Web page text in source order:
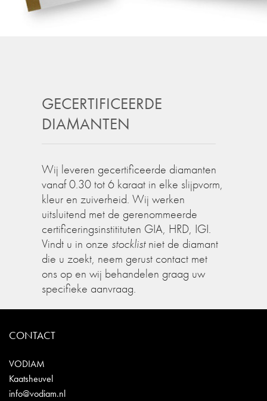
GECERTIFICEERDE
DIAMANTEN
Wij leveren gecertificeerde diamanten
vanaf 0.30 tot 6 karaat in elke slijpvorm,
kleur en zuiverheid. Wij werken
uitsluitend met de gerenommeerde
certificeringsinstitituten GIA, HRD, IGI.
Vindt u in onze stocklistniet de diamant
die u zoekt, neem gerust contact met
ons op en wij behandelen graag uw
specifieke aanvraag.
CONTACT
VODIAM
Kaatsheuvel
info@vodiam.nl